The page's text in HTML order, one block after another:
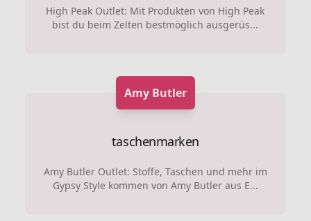
High Peak Outlet: Mit Produkten von High Peak
bist du beim Zelten bestmöglich ausgerüs...
Amy Butler
taschenmarken
Amy Butler Outlet: Stoffe, Taschen und mehr im
Gypsy Style kommen von Amy Butler aus E...